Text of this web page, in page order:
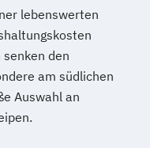
lebenswerten
den
am südlichen
Auswahl an